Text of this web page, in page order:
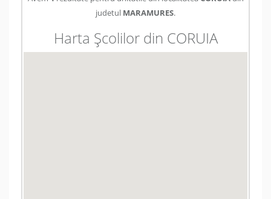
judetul MARAMURES.
Harta Școlilor din CORUIA